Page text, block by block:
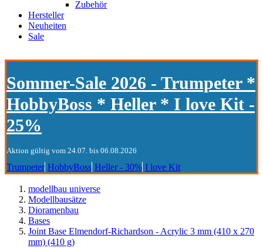
Zubehör
Hersteller
Neuheiten
Sale
Sommer-Sale 2026 - Trumpeter *
HobbyBoss * Heller * I love Kit -
25%
Aktion gültig vom 24.07. bis 06.08.2026
Trumpeter HobbyBoss Heller - 30% I love Kit
modellbau universe
Modellbausätze
Dioramenbau
Bases
Joint Base Elmendorf-Richardson - Acrylic 3 mm (410 x 270
mm) (410 g)